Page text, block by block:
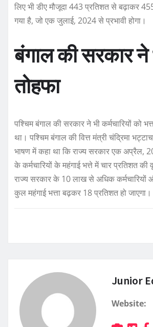
लिए भी डीए मौजूदा 443 प्रतिशत से बढ़ाकर
गया है, जो एक जुलाई, 2024 से प्रभावी होगा।
बंगाल की सरकार ने
तोहफा
पश्चिम बंगाल की सरकार ने भी कर्मचारियों को
था। पश्चिम बंगाल की वित्त मंत्री चंद्रिमा
भाषण में कहा था कि राज्य सरकार एक अप्रैल,
के कर्मचारियों के महंगाई भत्ते में चार प्रतिशत की
राज्य सरकार के 10 लाख से अधिक कर्मचारियों
कुल महंगाई भत्ता बढ़कर 18 प्रतिशत हो जाएगा।
Junior
Website: